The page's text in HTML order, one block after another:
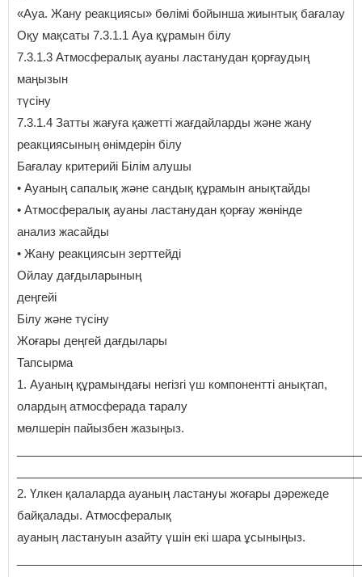
«Ауа. Жану реакциясы» бөлімі бойынша жиынтық бағалау
Оқу мақсаты 7.3.1.1 Ауа құрамын білу
7.3.1.3 Атмосфералық ауаны ластанудан қорғаудың
маңызын
түсіну
7.3.1.4 Затты жағуға қажетті жағдайларды және жану
реакциясының өнімдерін білу
Бағалау критерийі Білім алушы
• Ауаның сапалық және сандық құрамын анықтайды
• Атмосфералық ауаны ластанудан қорғау жөнінде
анализ жасайды
• Жану реакциясын зерттейді
Ойлау дағдыларының
деңгейі
Білу және түсіну
Жоғары деңгей дағдылары
Тапсырма
1. Ауаның құрамындағы негізгі үш компонентті анықтап,
олардың атмосферада таралу
мөлшерін пайызбен жазыңыз.
2. Үлкен қалаларда ауаның ластануы жоғары дәрежеде
байқалады. Атмосфералық
ауаның ластануын азайту үшін екі шара ұсыныңыз.